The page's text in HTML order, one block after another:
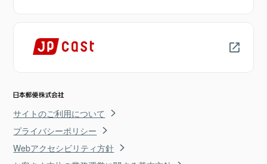
サイトのご利用について
プライバシーポリシー
Webアクセシビリティ方針